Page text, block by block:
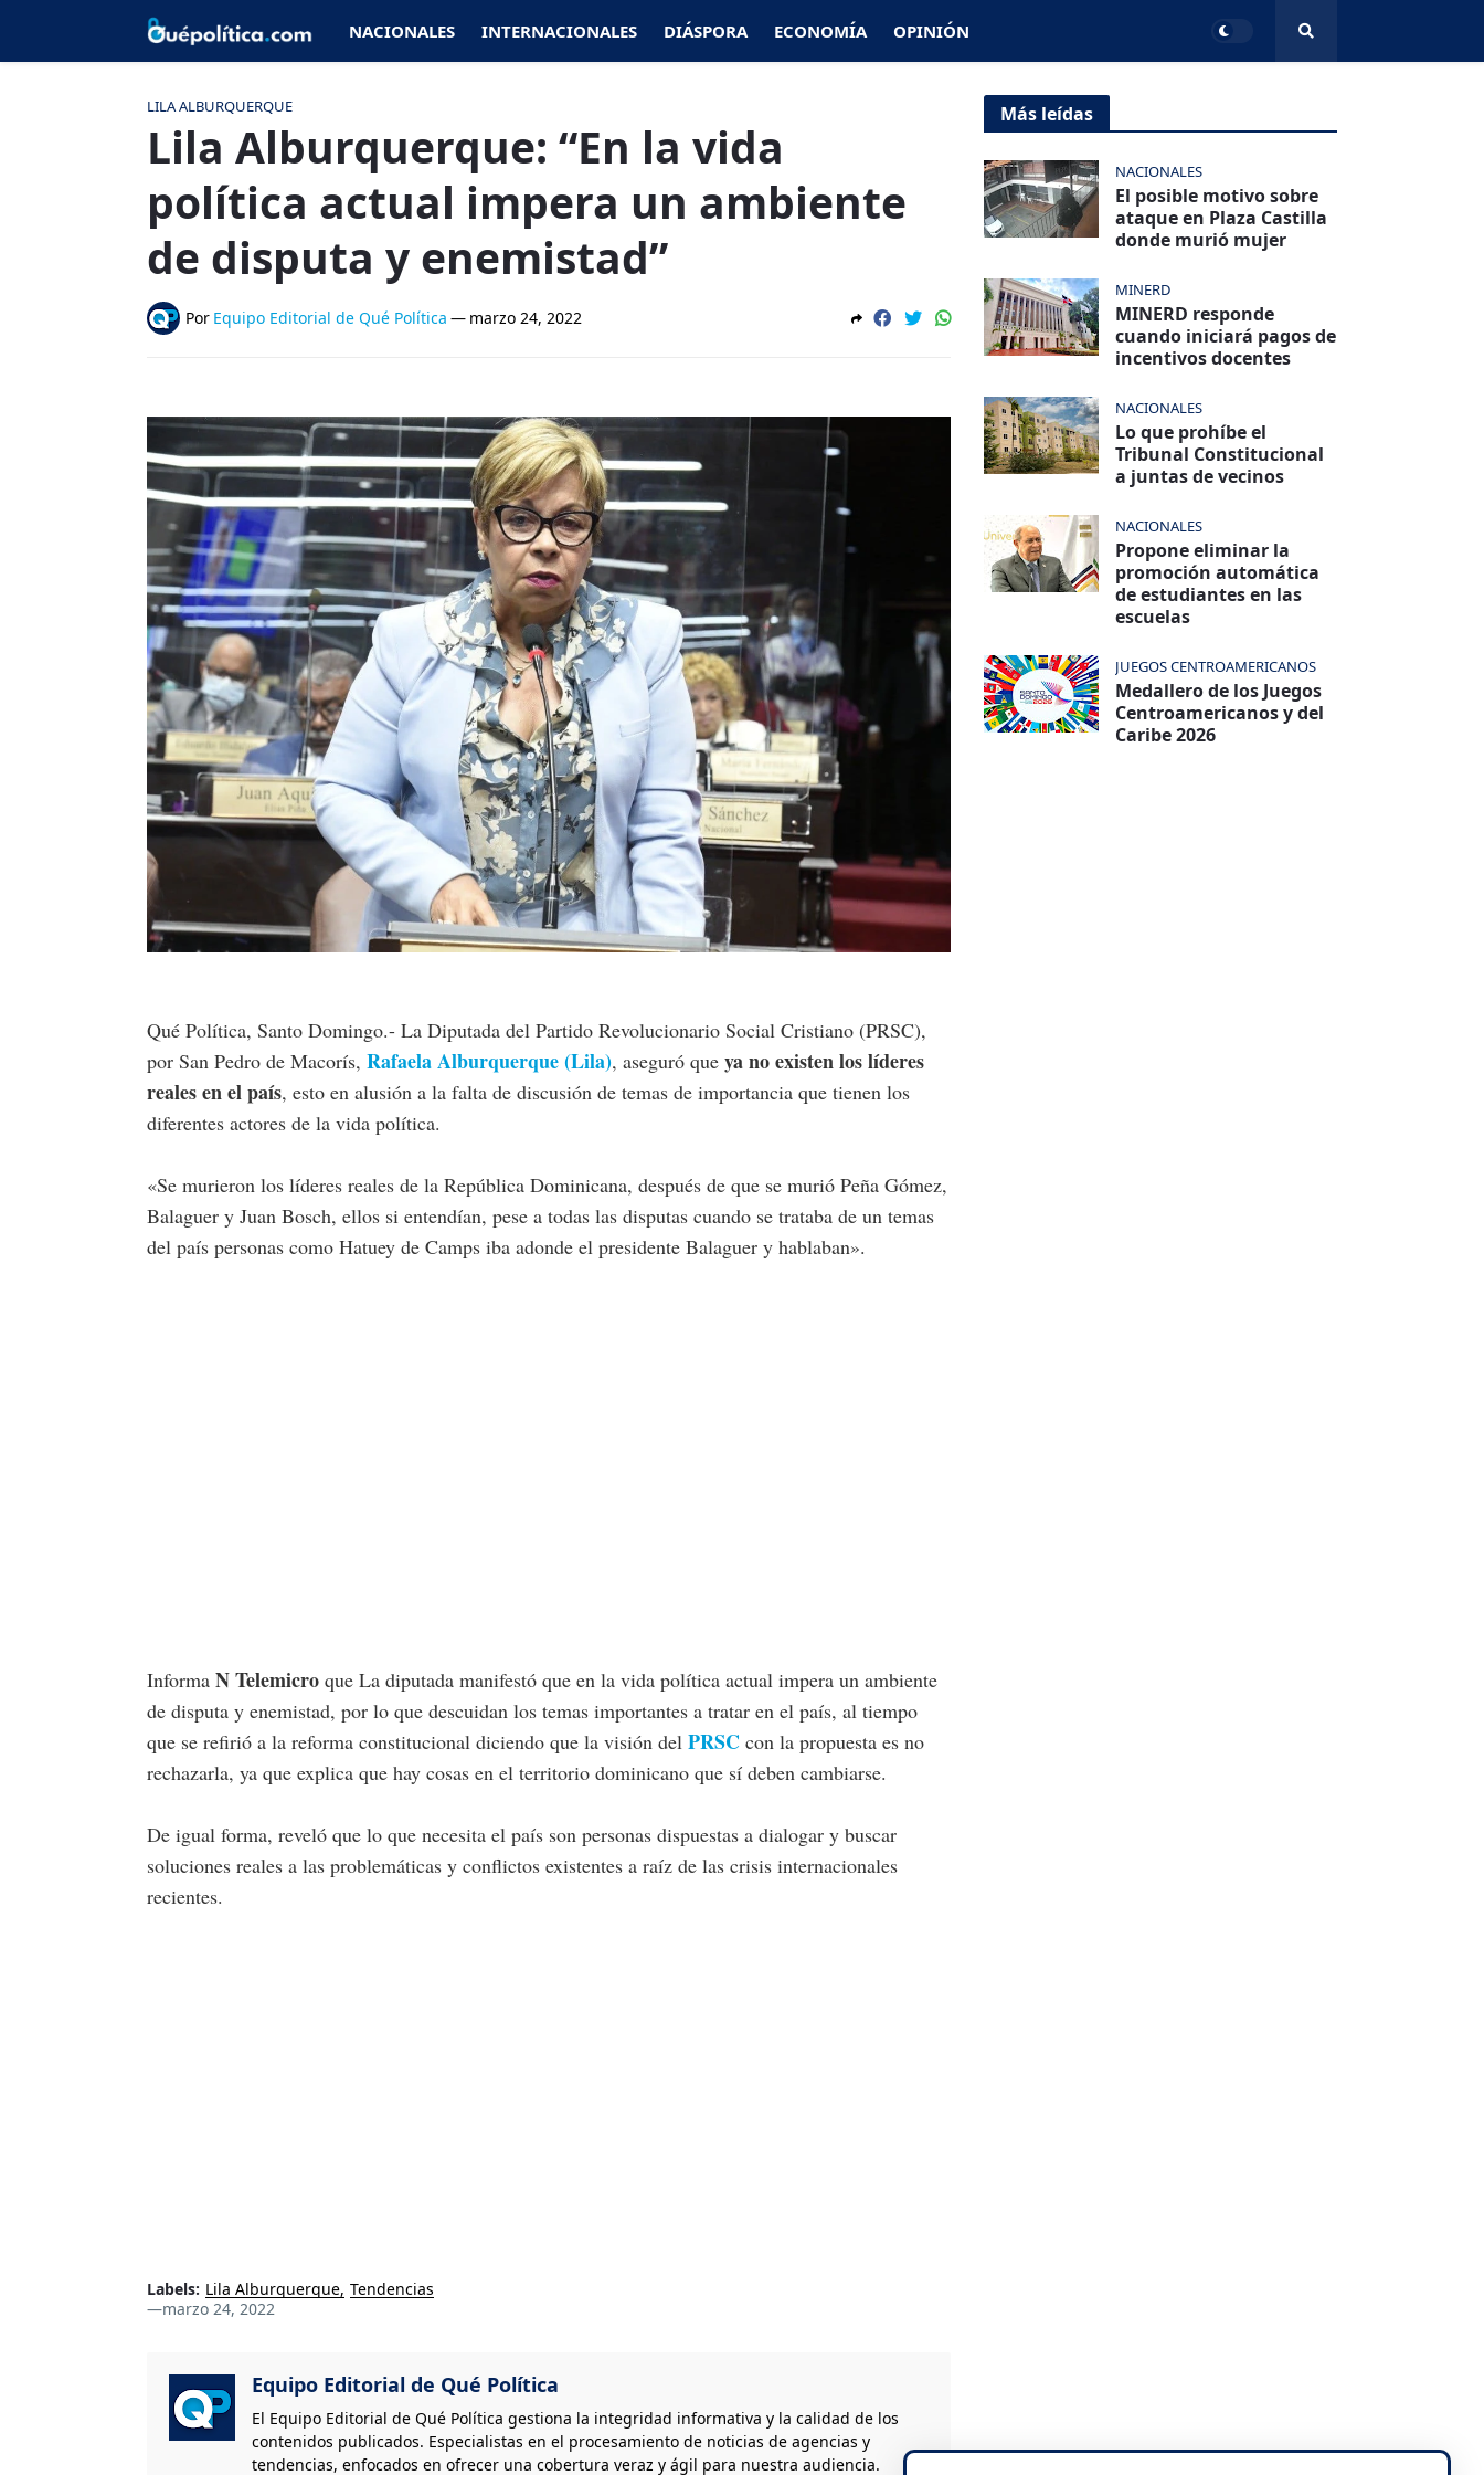
NACIONALES INTERNACIONALES DIÁSPORA ECONOMÍA OPINIÓN
LILA ALBURQUERQUE
Lila Alburquerque: “En la vida
política actual impera un ambiente
de disputa y enemistad”
Por Equipo Editorial de Qué Política — marzo 24, 2022
Qué Política, Santo Domingo.- La Diputada del Partido Revolucionario Social Cristiano (PRSC),
por San Pedro de Macorís, Rafaela Alburquerque (Lila), aseguró que ya no existen los líderes
reales en el país, esto en alusión a la falta de discusión de temas de importancia que tienen los
diferentes actores de la vida política.
«Se murieron los líderes reales de la República Dominicana, después de que se murió Peña Gómez,
Balaguer y Juan Bosch, ellos si entendían, pese a todas las disputas cuando se trataba de un temas
del país personas como Hatuey de Camps iba adonde el presidente Balaguer y hablaban».
Informa N Telemicro que La diputada manifestó que en la vida política actual impera un ambiente
de disputa y enemistad, por lo que descuidan los temas importantes a tratar en el país, al tiempo
que se refirió a la reforma constitucional diciendo que la visión del PRSC con la propuesta es no
rechazarla, ya que explica que hay cosas en el territorio dominicano que sí deben cambiarse.
De igual forma, reveló que lo que necesita el país son personas dispuestas a dialogar y buscar
soluciones reales a las problemáticas y conflictos existentes a raíz de las crisis internacionales
recientes.
Labels: Lila Alburquerque Tendencias
—marzo 24, 2022
Equipo Editorial de Qué Política
El Equipo Editorial de Qué Política gestiona la integridad informativa y la calidad de los
contenidos publicados. Especialistas en el procesamiento de noticias de agencias y
tendencias, enfocados en ofrecer una cobertura veraz y ágil para nuestra audiencia.
Más leídas
NACIONALES
El posible motivo sobre
ataque en Plaza Castilla
donde murió mujer
MINERD
MINERD responde
cuando iniciará pagos de
incentivos docentes
NACIONALES
Lo que prohíbe el
Tribunal Constitucional
a juntas de vecinos
NACIONALES
Propone eliminar la
promoción automática
de estudiantes en las
escuelas
JUEGOS CENTROAMERICANOS
Medallero de los Juegos
Centroamericanos y del
Caribe 2026